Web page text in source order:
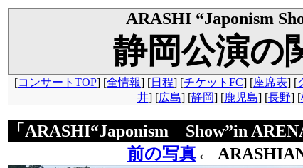
ARASHI “Japonism
静岡公演の
[コンサートTOP] [全情報] [日程] [チケットFC] [座席表] [
井] [広島] [静岡] [鹿児島] [長野] [
「ARASHI“Japonism Show”in
前の写真←